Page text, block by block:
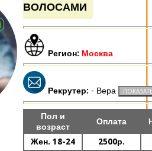
ВОЛОСАМИ
Регион: Москва
Рекрутер: - Вера
Пол и
возраст
Оплата
Жен. 18-24 2500р.